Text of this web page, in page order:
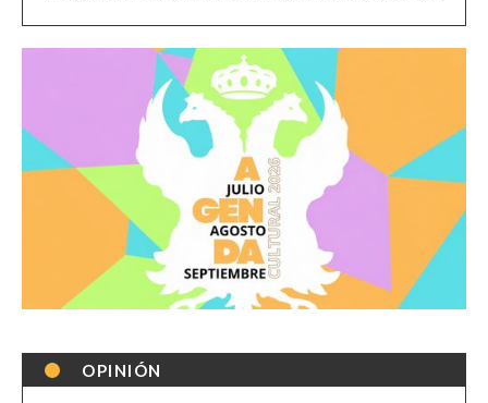
OPINIÓN